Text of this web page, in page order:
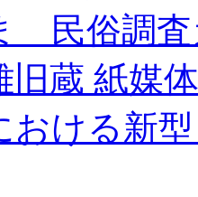
民俗調査
旧蔵 紙媒
おける新